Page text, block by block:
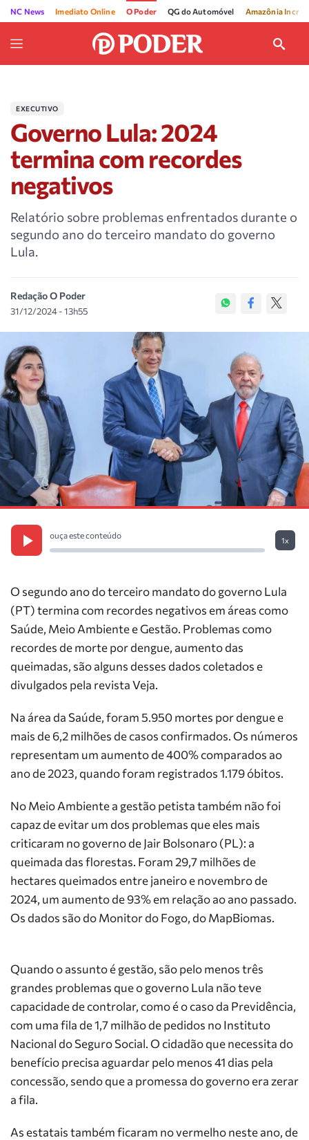
NC News Imediato Online O Poder QG do Automóvel Amazônia
EXECUTIVO
Governo Lula: 2024
termina com recordes
negativos
Relatório sobre problemas enfrentados durante o
segundo ano do terceiro mandato do governo
Lula.
Redação O Poder
31/12/2024 - 13h55
ouça este conteúdo
1x
O segundo ano do terceiro mandato do governo Lula
(PT) termina com recordes negativos em áreas como
Saúde, Meio Ambiente e Gestão. Problemas como
recordes de morte por dengue, aumento das
queimadas, são alguns desses dados coletados e
divulgados pela revista Veja.
Na área da Saúde, foram 5.950 mortes por dengue e
mais de 6,2 milhões de casos confirmados. Os números
representam um aumento de 400% comparados ao
ano de 2023, quando foram registrados 1.179 óbitos.
No Meio Ambiente a gestão petista também não foi
capaz de evitar um dos problemas que eles mais
criticaram no governo de Jair Bolsonaro (PL): a
queimada das florestas. Foram 29,7 milhões de
hectares queimados entre janeiro e novembro de
2024, um aumento de 93% em relação ao ano passado.
Os dados são do Monitor do Fogo, do MapBiomas.
Quando o assunto é gestão, são pelo menos três
grandes problemas que o governo Lula não teve
capacidade de controlar, como é o caso da Previdência,
com uma fila de 1,7 milhão de pedidos no Instituto
Nacional do Seguro Social. O cidadão que necessita do
benefício precisa aguardar pelo menos 41 dias pela
concessão, sendo que a promessa do governo era zerar
a fila.
As estatais também ficaram no vermelho neste ano, de